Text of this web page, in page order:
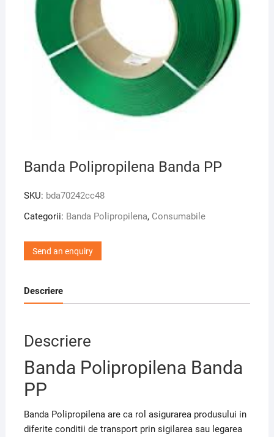
Banda Polipropilena Banda PP
SKU: bda70242cc48
Categorii: Banda Polipropilena, Consumabile
Send an enquiry
Descriere
Descriere
Banda Polipropilena Banda
PP
Banda Polipropilena are ca rol asigurarea produsului in
diferite conditii de transport prin sigilarea sau legarea